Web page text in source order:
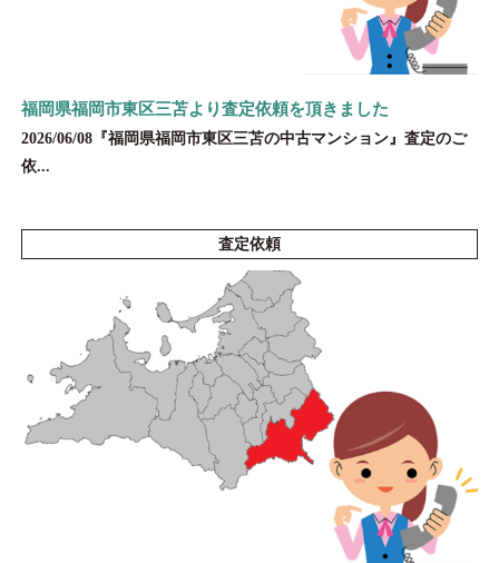
福岡県福岡市東区三苫より査定依頼を頂きました
2026/06/08『福岡県福岡市東区三苫の中古マンション』査定のご
依...
査定依頼